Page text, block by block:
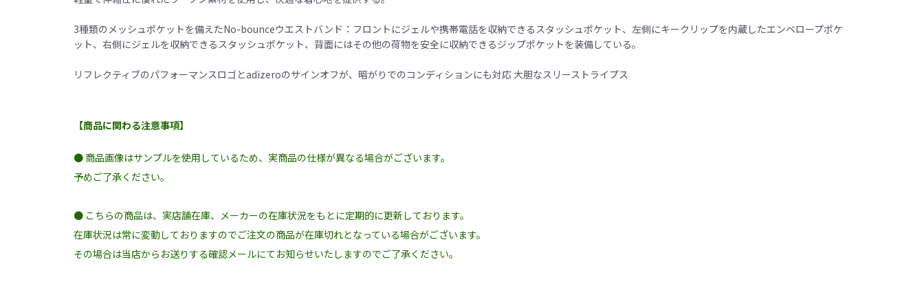
3種類のメッシュポケットを備えたNo-bounceウエストバンド：フロントにジェルや携帯電話を収納できるスタッシュポケット、左側にキークリップを内蔵したエンベロープポケ
ット、右側にジェルを収納できるスタッシュポケット、背面にはその他の荷物を安全に収納できるジップポケットを装備している。
リフレクティブのパフォーマンスロゴとadizeroのサインオフが、暗がりでのコンディションにも対応 大胆なスリーストライプス
【商品に関わる注意事項】
● 商品画像はサンプルを使用しているため、実商品の仕様が異なる場合がございます。
予めご了承ください。
● こちらの商品は、実店舗在庫、メーカーの在庫状況をもとに定期的に更新しております。
在庫状況は常に変動しておりますのでご注文の商品が在庫切れとなっている場合がございます。
その場合は当店からお送りする確認メールにてお知らせいたしますのでご了承ください。